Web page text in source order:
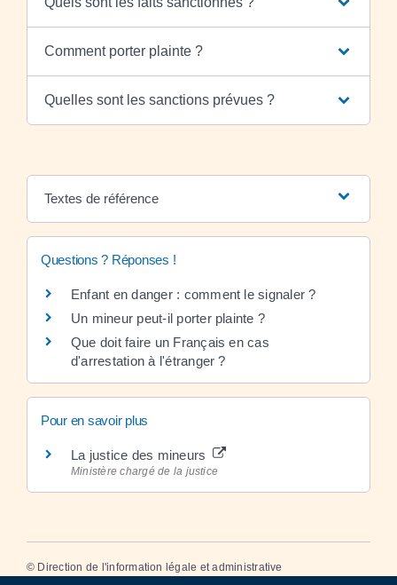
Comment porter plainte ?
Quelles sont les sanctions prévues ?
Textes de référence
Questions ? Réponses !
Enfant en danger : comment le signaler ?
Un mineur peut-il porter plainte ?
Que doit faire un Français en cas
d'arrestation à l'étranger ?
Pour en savoir plus
La justice des mineurs
Ministère chargé de la justice
© Direction de l'information légale et administrative